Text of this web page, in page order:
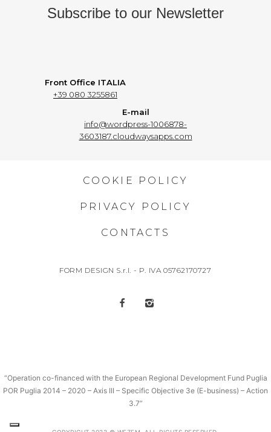
Subscribe to our Newsletter
Front Office ITALIA
+39 080 3255861
E-mail
info@wordpress-1006878-
3603187.cloudwaysapps.com
COOKIE POLICY
PRIVACY POLICY
CONTACTS
FORM DESIGN S.r.l. - P. IVA 05762170727
“Operation co-financed with the European Regional Development Fund Puglia
POR Puglia 2014 – 2020 – Axis III – Specific Objective 3e (E-business) – Action
3.7”